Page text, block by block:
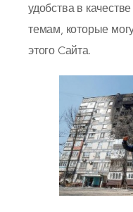
удобства в
темам, которые
этого Cайта.